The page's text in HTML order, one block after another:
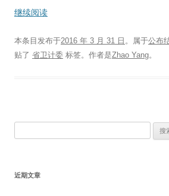
继续阅读
本条目发布于2016 年 3 月 31 日 。属于公布
贴了 省卫计委 标签。 作者是Zhao Yang。
近期文章